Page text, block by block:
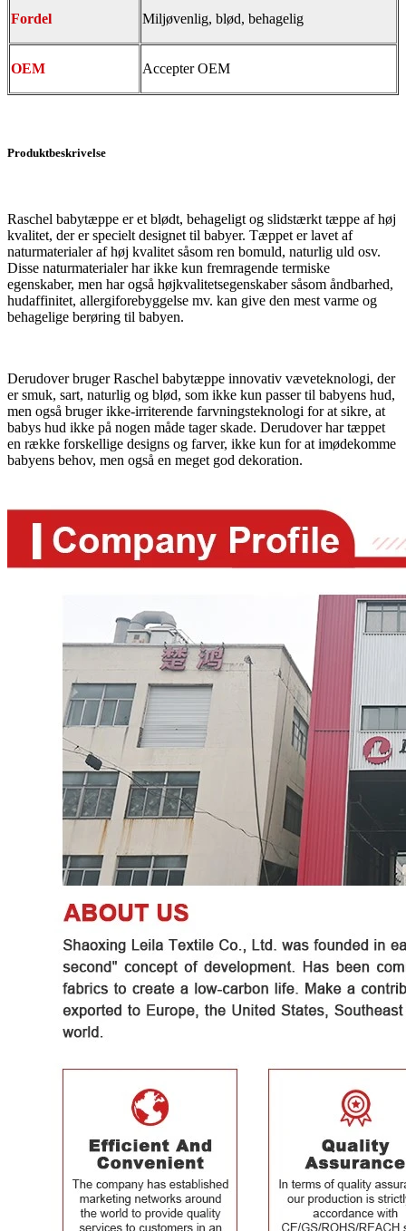
Fordel Miljøvenlig, blød, behagelig
OEM Accepter OEM
Produktbeskrivelse
Raschel babytæppe er et blødt, behageligt og slidstærkt tæppe af høj
kvalitet, der er specielt designet til babyer. Tæppet er lavet af
naturmaterialer af høj kvalitet såsom ren bomuld, naturlig uld osv.
Disse naturmaterialer har ikke kun fremragende termiske
egenskaber, men har også højkvalitetsegenskaber såsom åndbarhed,
hudaffinitet, allergiforebyggelse mv. kan give den mest varme og
behagelige berøring til babyen.
Derudover bruger Raschel babytæppe innovativ væveteknologi, der
er smuk, sart, naturlig og blød, som ikke kun passer til babyens hud,
men også bruger ikke-irriterende farvningsteknologi for at sikre, at
babys hud ikke på nogen måde tager skade. Derudover har tæppet
en række forskellige designs og farver, ikke kun for at imødekomme
babyens behov, men også en meget god dekoration.